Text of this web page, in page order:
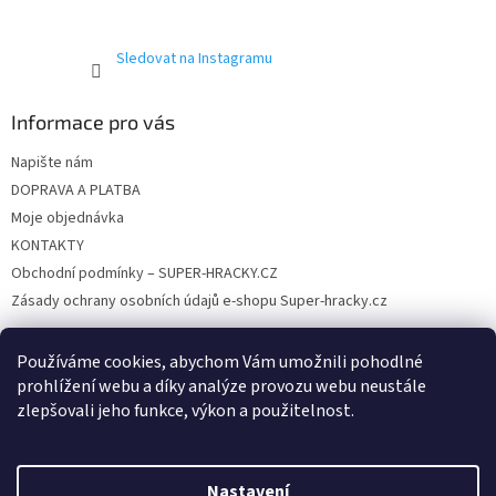
Používáme cookies, abychom Vám umožnili pohodlné
prohlížení webu a díky analýze provozu webu neustále
zlepšovali jeho funkce, výkon a použitelnost.
u
Sledovat na Instagramu
Informace pro vás
Napište nám
DOPRAVA A PLATBA
Moje objednávka
KONTAKTY
Obchodní podmínky – SUPER-HRACKY.CZ
Zásady ochrany osobních údajů e-shopu Super-hracky.cz
Instagram